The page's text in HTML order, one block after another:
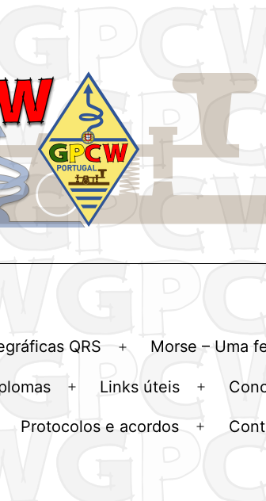
QRS
AbrirMorse – Uma
AbrirLinks úteis
Abrir
Protocolos e acordos
Abrir